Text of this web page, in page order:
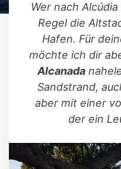
Wer nach
Regel die
Hafen. Für
möchte ich dir
Alcanada
Sandstrand,
aber mit einer
der ein